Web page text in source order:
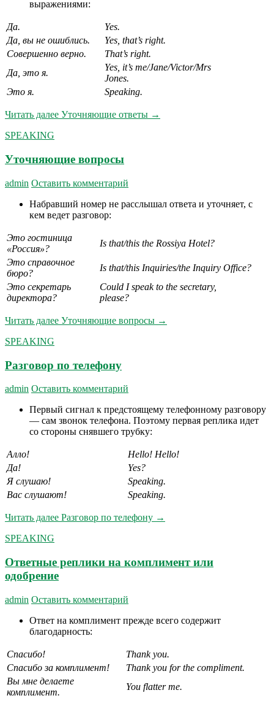
выражениями:
Да.
Yes.
Да, вы не ошиблись.
Yes, that’s right.
Совершенно верно.
That’s right.
Да, это я.
Yes, it’s me/Jane/Victor/Mrs
Jones.
Это я. Speaking.
Читать далее Уточняющие ответы →
SPEAKING
Уточняющие вопросы
admin Оставить комментарий
Набравший номер не расслышал ответа и уточняет, с
кем ведет разговор:
Это гостиница
«Россия»?
Is that/this the Rossiya Hotel?
Это справочное
бюро?
Is that/this Inquiries/the Inquiry Office?
Это секретарь
директора?
Could I speak to the secretary,
please?
Читать далее Уточняющие вопросы →
SPEAKING
Разговор по телефону
admin Оставить комментарий
Первый сигнал к предстоящему телефонному разговору
— сам звонок телефона. Поэтому первая реплика идет
со стороны снявшего трубку:
Алло!
Hello! Hello!
Да!
Yes?
Я слушаю!
Speaking.
Вас слушают!
Speaking.
Читать далее Разговор по телефону →
SPEAKING
Ответные реплики на комплимент или
одобрение
admin Оставить комментарий
Ответ на комплимент прежде всего содержит
благодарность:
Спасибо!
Thank you.
Спасибо за комплимент!
Thank you for the compliment.
Вы мне делаете
комплимент.
You flatter me.